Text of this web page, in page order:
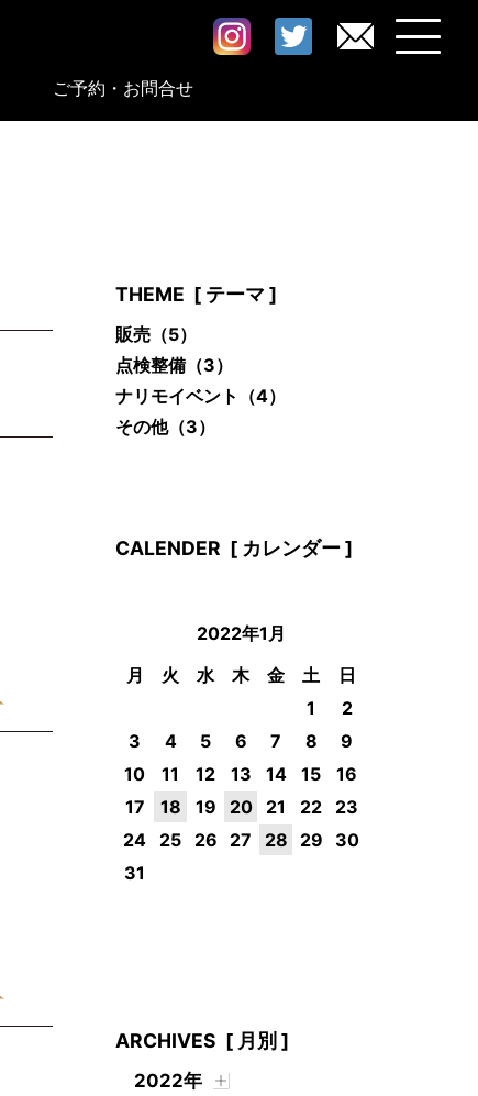
ご予約・お問合せ
THEME [ テーマ ]
販売 （5）
点検整備 （3）
ナリモイベント
（4）
その他（3）
CALENDER [ カレンダー ]
2022年1月
月
火 水 木 金 土
日
1
2
3
4 5 6 7 8
9
10
11 12 13 14 15
16
17
18 19 20 21 22
23
24
25 26 27 28 29
30
31
ARCHIVES [ 月別 ]
2022年